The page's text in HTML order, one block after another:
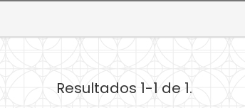
Resultados 1-1 de 1.